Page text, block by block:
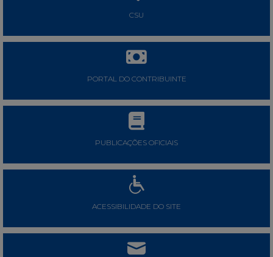
CSU
PORTAL DO CONTRIBUINTE
PUBLICAÇÕES OFICIAIS
ACESSIBILIDADE DO SITE